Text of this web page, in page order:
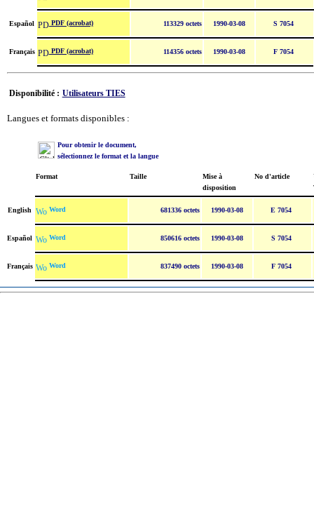
Español PDF (acrobat) 113329 octets 1990-03-08 S 7054
Français PDF (acrobat) 114356 octets 1990-03-08 F 7054
Disponibilité : Utilisateurs TIES
Langues et formats disponibles :
Pour obtenir le document,
sélectionnez le format et la langue
Format Taille
Mise à
disposition
No d'article
English Word 681336 octets 1990-03-08 E 7054
Español Word 850616 octets 1990-03-08 S 7054
Français Word 837490 octets 1990-03-08 F 7054